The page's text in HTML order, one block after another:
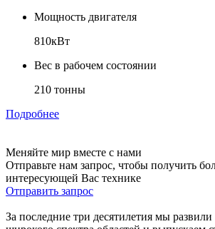
Мощность двигателя
810кВт
Вес в рабочем состоянии
210 тонны
Подробнее
Меняйте мир вместе с нами
Отправьте нам запрос, чтобы получить
интересующей Вас технике
Отправить запрос
За последние три десятилетия мы